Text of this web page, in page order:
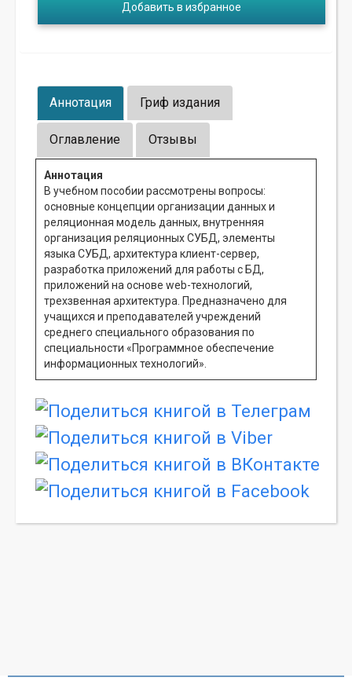
Добавить в избранное
Аннотация Гриф издания
Оглавление Отзывы
Аннотация
В учебном пособии рассмотрены вопросы:
основные концепции организации данных и
реляционная модель данных, внутренняя
организация реляционных СУБД, элементы
языка СУБД, архитектура клиент-сервер,
разработка приложений для работы с БД,
приложений на основе web-технологий,
трехзвенная архитектура. Предназначено для
учащихся и преподавателей учреждений
среднего специального образования по
специальности «Программное обеспечение
информационных технологий».